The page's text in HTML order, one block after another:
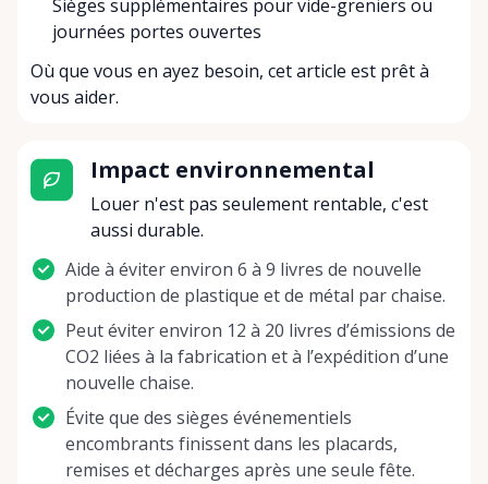
Sièges supplémentaires pour vide-greniers ou
journées portes ouvertes
Où que vous en ayez besoin, cet article est prêt à
vous aider.
Impact environnemental
Louer n'est pas seulement rentable, c'est
aussi durable.
Aide à éviter environ 6 à 9 livres de nouvelle
production de plastique et de métal par chaise.
Peut éviter environ 12 à 20 livres d’émissions de
CO2 liées à la fabrication et à l’expédition d’une
nouvelle chaise.
Évite que des sièges événementiels
encombrants finissent dans les placards,
remises et décharges après une seule fête.